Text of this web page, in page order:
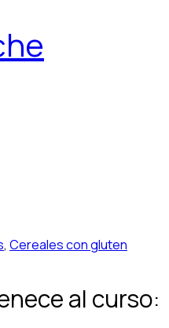
, Cereales con gluten
al curso: